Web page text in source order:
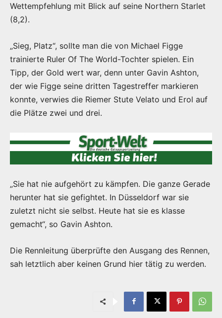
Wettempfehlung mit Blick auf seine Northern Starlet
(8,2).
„Sieg, Platz“, sollte man die von Michael Figge
trainierte Ruler Of The World-Tochter spielen. Ein
Tipp, der Gold wert war, denn unter Gavin Ashton,
der wie Figge seine dritten Tagestreffer markieren
konnte, verwies die Riemer Stute Velato und Erol auf
die Plätze zwei und drei.
„Sie hat nie aufgehört zu kämpfen. Die ganze Gerade
herunter hat sie gefightet. In Düsseldorf war sie
zuletzt nicht sie selbst. Heute hat sie es klasse
gemacht“, so Gavin Ashton.
Die Rennleitung überprüfte den Ausgang des Rennen,
sah letztlich aber keinen Grund hier tätig zu werden.